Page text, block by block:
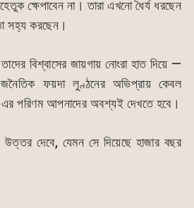
ক্ষেপাবেন না। তারা এখনো ধৈর্য ধরছেন
সহ্য করছেন।
বিশ্বাসের জায়গায় নোংরা হাত দিয়ে —
ফয়দা লুণ্ঠনের অভিপ্রায় কেবল
পরিণম আপনাদের অবশ্যই দেখতে হবে।
দেবে, যেমন সে দিয়েছে হাজার বছর